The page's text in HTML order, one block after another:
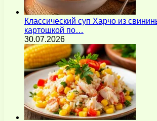
Классический суп Харчо из
картошкой по…
30.07.2026